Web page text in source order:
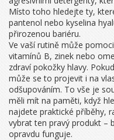
Místo toho hledejte ty,
pantenol nebo kyselina
přirozenou bariéru.
Ve vaší rutině může
vitamínů B, zinek nebo
zdraví pokožky hlavy.
může se to projevit i na
odšupováním. To vše je
měli mít na paměti, když
najdete praktické příběhy,
vybrat ten pravý produkt –
opravdu funguje.